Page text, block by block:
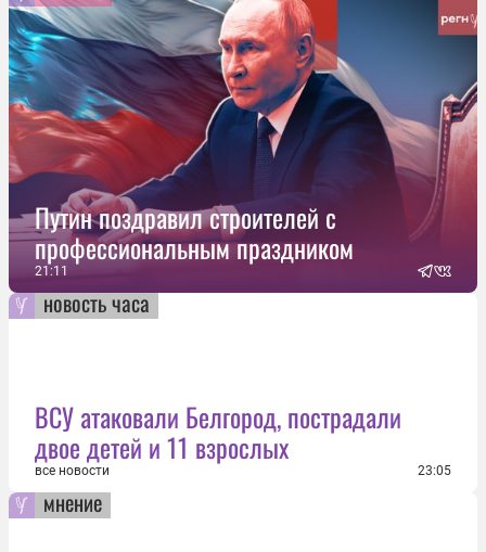
Путин поздравил строителей с
профессиональным праздником
21:11
новость часа
ВСУ атаковали Белгород, пострадали
двое детей и 11 взрослых
все новости 23:05
мнение